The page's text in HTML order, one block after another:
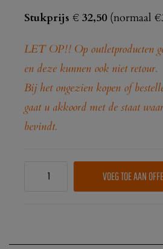
Stukprijs € 32,50 (normaal
LET OP!! Op outletproducten
en deze kunnen ook niet retour.
Bij het ongezien kopen of
gaat u akkoord met de staat
bevindt.
VOEG TOE AAN